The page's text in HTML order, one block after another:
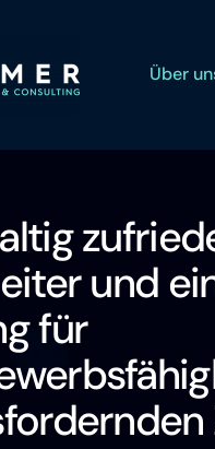
Über
und
für